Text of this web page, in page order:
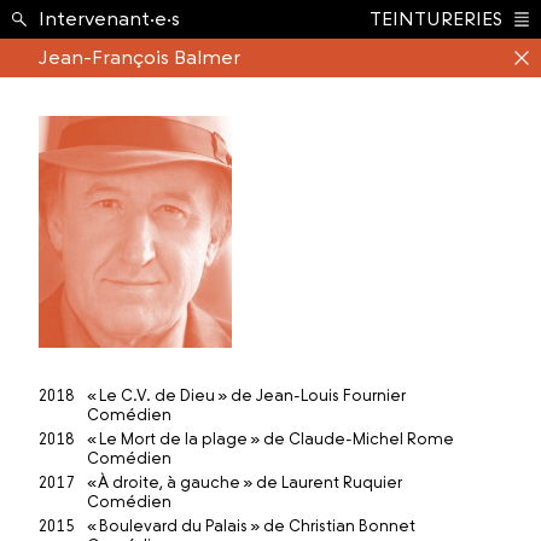
École ›
Intervenant·e·s
TEINTURERIES
Jean-François Balmer
2018
« Le C.V. de Dieu » de Jean-Louis Fournier
Comédien
2018
« Le Mort de la plage » de Claude-Michel Rome
Comédien
2017
« À droite, à gauche » de Laurent Ruquier
Comédien
2015
« Boulevard du Palais » de Christian Bonnet